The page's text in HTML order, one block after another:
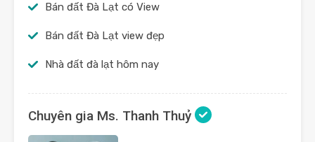
Bán đất Đà Lạt có View
Bán đất Đà Lạt view đẹp
Nhà đất đà lạt hôm nay
Chuyên gia Ms. Thanh Thuỷ